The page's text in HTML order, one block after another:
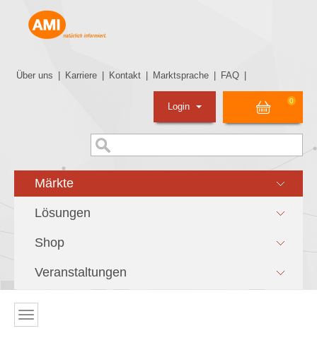
Über uns Karriere Kontakt Marktsprache FAQ
0
Login
Märkte
Lösungen
Shop
Veranstaltungen